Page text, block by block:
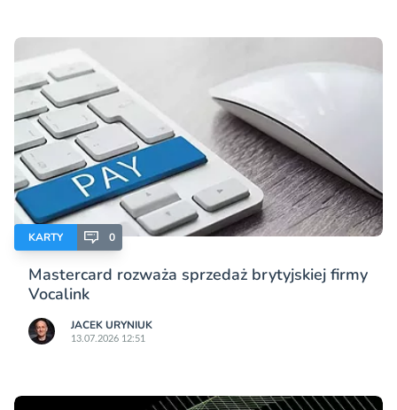
KARTY 0
Mastercard rozważa sprzedaż brytyjskiej firmy
Vocalink
JACEK URYNIUK
13.07.2026 12:51